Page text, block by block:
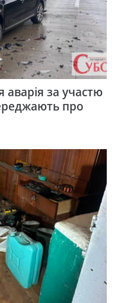
аварія за участю
про